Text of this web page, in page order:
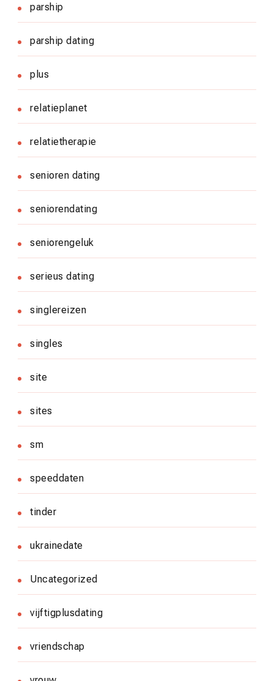
parship
parship dating
plus
relatieplanet
relatietherapie
senioren dating
seniorendating
seniorengeluk
serieus dating
singlereizen
singles
site
sites
sm
speeddaten
tinder
ukrainedate
Uncategorized
vijftigplusdating
vriendschap